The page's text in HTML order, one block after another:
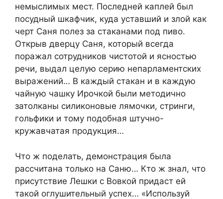
немыслимых мест. Последней каплей был
посудный шкафчик, куда уставший и злой как
черт Саня полез за стаканами под пиво.
Открыв дверцу Саня, который всегда
поражал сотрудников чистотой и ясностью
речи, выдал целую серию непарламентских
выражений… В каждый стакан и в каждую
чайную чашку Ирочкой были методично
затолканы силиконовые лямочки, стринги,
гольфики и тому подобная штучно-
кружавчатая продукция…
Что ж поделать, демонстрация была
рассчитана только на Саню… Кто ж знал, что
присутствие Лешки с Вовкой придаст ей
такой оглушительный успех… «Используй